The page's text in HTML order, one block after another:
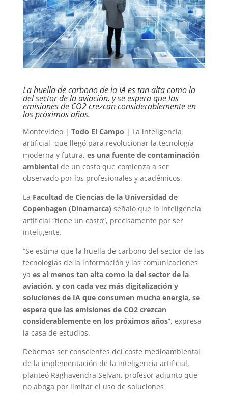
La huella de carbono de la IA es tan alta como la
del sector de la aviación, y se espera que las
emisiones de CO2 crezcan considerablemente en
los próximos años.
Montevideo | Todo El Campo | La inteligencia
artificial, que llegó para revolucionar la tecnología
moderna y futura, es una fuente de contaminación
ambientalde un costo que comienza a ser
observado por los profesionales y académicos.
La Facultad de Ciencias de la Universidad de
Copenhagen (Dinamarca) señaló que la inteligencia
artificial “tiene un costo”, precisamente por ser
inteligente.
“Se estima que la huella de carbono del sector de las
tecnologías de la información y las comunicaciones
ya es al menos tan alta como la del sector de la
aviación, y con cada vez más digitalización y
soluciones de IA que consumen mucha energía, se
espera que las emisiones de CO2 crezcan
considerablemente en los próximos años”, expresa
la casa de estudios.
Debemos ser conscientes del coste medioambiental
de la implementación de la inteligencia artificial,
planteó Raghavendra Selvan, profesor adjunto que
no aboga por limitar el uso de soluciones